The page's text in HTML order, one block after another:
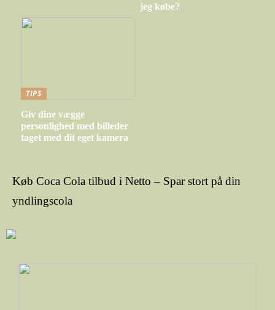
jeg købe?
TIPS
Giv dine vægge
personlighed med billeder
taget med dit eget kamera
Køb Coca Cola tilbud i Netto – Spar stort på din
yndlingscola